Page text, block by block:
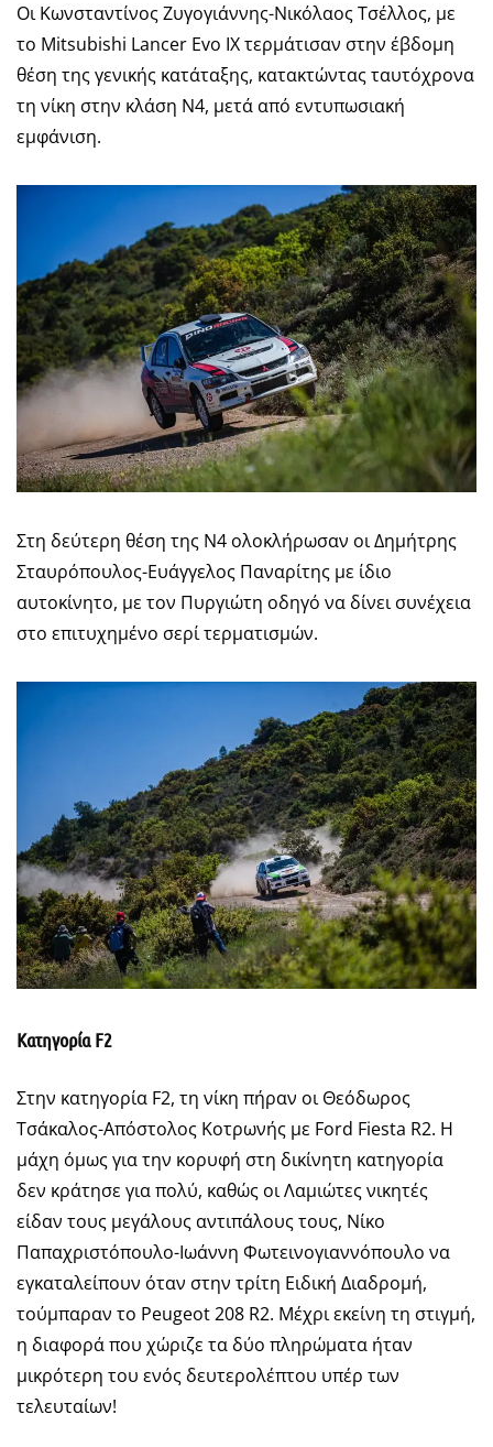
Οι Κωνσταντίνος Ζυγογιάννης-Νικόλαος Τσέλλος, με
το Mitsubishi Lancer Evo IX τερμάτισαν στην έβδομη
θέση της γενικής κατάταξης, κατακτώντας ταυτόχρονα
τη νίκη στην κλάση Ν4, μετά από εντυπωσιακή
εμφάνιση.
Στη δεύτερη θέση της Ν4 ολοκλήρωσαν οι Δημήτρης
Σταυρόπουλος-Ευάγγελος Παναρίτης με ίδιο
αυτοκίνητο, με τον Πυργιώτη οδηγό να δίνει συνέχεια
στο επιτυχημένο σερί τερματισμών.
Κατηγορία F2
Στην κατηγορία F2, τη νίκη πήραν οι Θεόδωρος
Τσάκαλος-Απόστολος Κοτρωνής με Ford Fiesta R2. Η
μάχη όμως για την κορυφή στη δικίνητη κατηγορία
δεν κράτησε για πολύ, καθώς οι Λαμιώτες νικητές
είδαν τους μεγάλους αντιπάλους τους, Νίκο
Παπαχριστόπουλο-Ιωάννη Φωτεινογιαννόπουλο να
εγκαταλείπουν όταν στην τρίτη Ειδική Διαδρομή,
τούμπαραν το Peugeot 208 R2. Μέχρι εκείνη τη στιγμή,
η διαφορά που χώριζε τα δύο πληρώματα ήταν
μικρότερη του ενός δευτερολέπτου υπέρ των
τελευταίων!